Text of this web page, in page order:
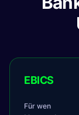
EBICS
Für wen